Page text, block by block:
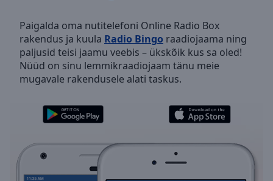
Skip
Forward
Mute
Current
Time0:00
Duration-:-
Stream
Type
LIVE
Seek to
Paigalda oma nutitelefoni Online Radio Box
rakendus ja kuula Radio Bingo raadiojaama ning
paljusid teisi jaamu veebis – ükskõik kus sa oled!
Nüüd on sinu lemmikraadiojaam tänu meie
mugavale rakendusele alati taskus.